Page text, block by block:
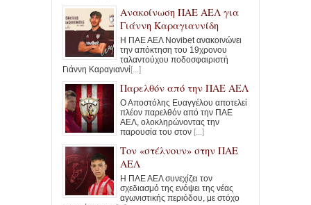
Ανακοίνωση ΠΑΕ ΑΕΛ για
Γιάννη Καραγιαννίδη
Η ΠΑΕ ΑΕΛ Novibet ανακοινώνει
την απόκτηση του 19χρονου
ταλαντούχου ποδοσφαιριστή
Γιάννη Καραγιαννί [...]
Παρελθόν από την ΠΑΕ ΑΕΛ
Ο Αποστόλης Ευαγγέλου αποτελεί
πλέον παρελθόν από την ΠΑΕ
ΑΕΛ, ολοκληρώνοντας την
παρουσία του στον [...]
Τον «στέλνουν» στην ΠΑΕ
ΑΕΛ
Η ΠΑΕ ΑΕΛ συνεχίζει τον
σχεδιασμό της ενόψει της νέας
αγωνιστικής περιόδου, με στόχο